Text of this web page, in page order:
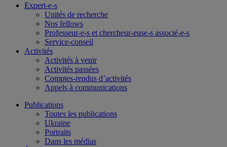
Expert-e-s
Unités de recherche
Nos fellows
Professeur-e-s et chercheur-euse-s associé-e-s
Service-conseil
Activités
Activités à venir
Activités passées
Comptes-rendus d’activités
Appels à communications
Publications
Toutes les publications
Ukraine
Portraits
Dans les médias